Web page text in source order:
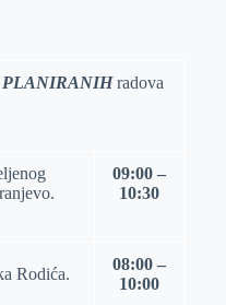
PLANIRANIHradova
09:00 –
10:30
Rodića.
08:00 –
10:00